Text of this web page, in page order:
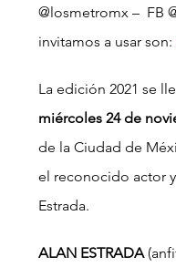
@losmetromx –  FB
invitamos a usar son:
La edición 2021 se
miércoles 24 de
de la Ciudad de
el reconocido actor
Estrada.
ALAN ESTRADA